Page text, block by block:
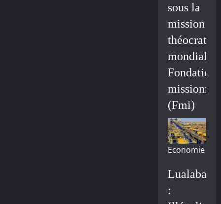
sous la
mission
mondiale/
Fondation
(Fmi)
Economie
Lualaba
: